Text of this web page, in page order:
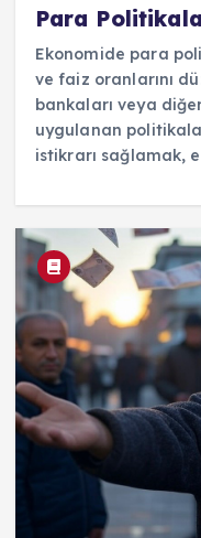
Para
Ekonomide para
ve faiz oranlarını
bankaları veya
uygulanan
istikrarı sağlamak,